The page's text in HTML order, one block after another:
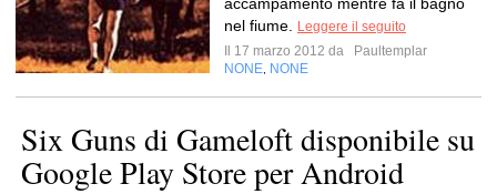
nel fiume.
Leggere il seguito
Il 17 marzo 2012 da
Paultemplar
NONE NONE
Six Guns di Gameloft disponibile su
Google Play Store per Android